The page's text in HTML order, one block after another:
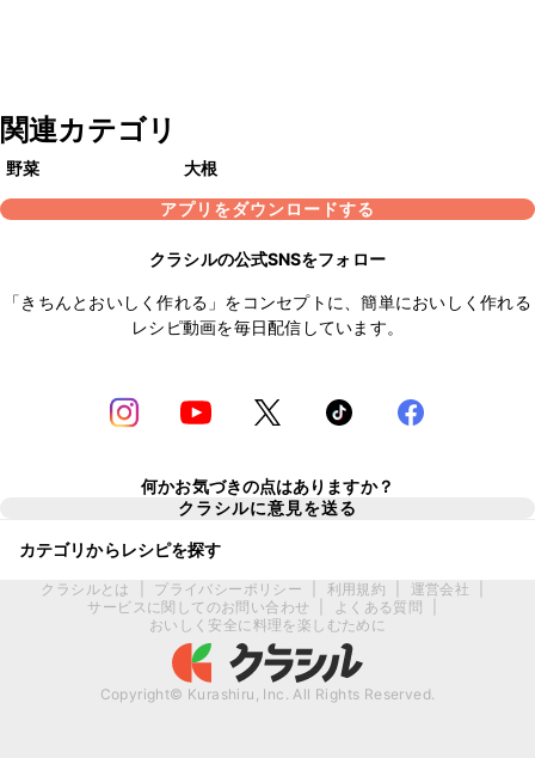
関連カテゴリ
野菜
大根
アプリをダウンロードする
クラシルの公式SNSをフォロー
「きちんとおいしく作れる」をコンセプトに、簡単においしく作れる
レシピ動画を毎日配信しています。
何かお気づきの点はありますか？
クラシルに意見を送る
カテゴリからレシピを探す
クラシルとは プライバシーポリシー 利用規約 運営会社
サービスに関してのお問い合わせ
よくある質問
おいしく安全に料理を楽しむために
Copyright© Kurashiru, Inc. All Rights Reserved.